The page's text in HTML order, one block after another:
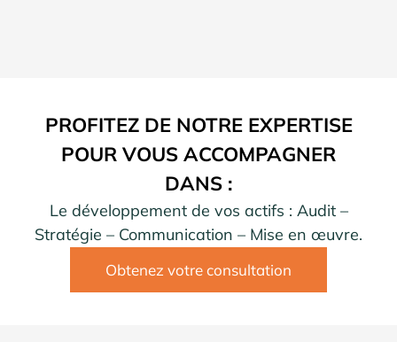
PROFITEZ DE NOTRE EXPERTISE
POUR VOUS ACCOMPAGNER
DANS :
Le développement de vos actifs : Audit –
Stratégie – Communication – Mise en œuvre.
Obtenez votre consultation